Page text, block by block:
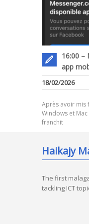
16:00 –
app
18/02/2026
Après avoir mis
Windows et
franchit
Haikajy
The first
tackling ICT